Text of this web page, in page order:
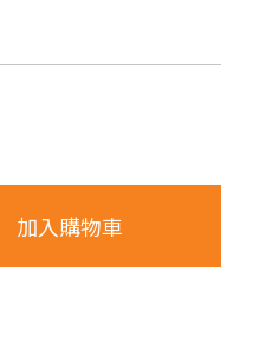
加入購物車